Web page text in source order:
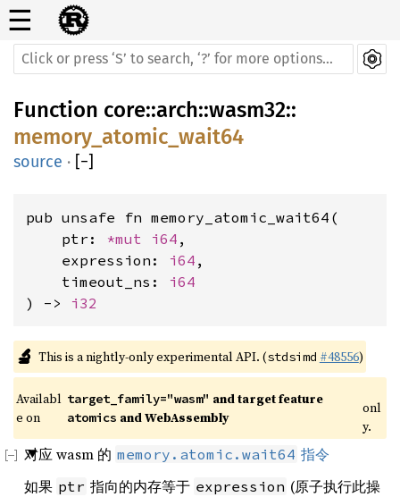
☰
Function core::arch::wasm32::
memory_atomic_wait64
source · [−]
pub unsafe fn memory_atomic_wait64(
    ptr:
*mut i64 ,
    expression:
i64 ,
    timeout_ns:
i64
) -> i32
🔬 This is a nightly-only experimental API. (stdsimd #48556)
Availabl
e on
target_family="wasm" and target feature
atomics and WebAssembly
onl
y.
对应 wasm 的 memory.atomic.wait64 指令
如果 ptr 指向的内存等于 expression (原子执行此操